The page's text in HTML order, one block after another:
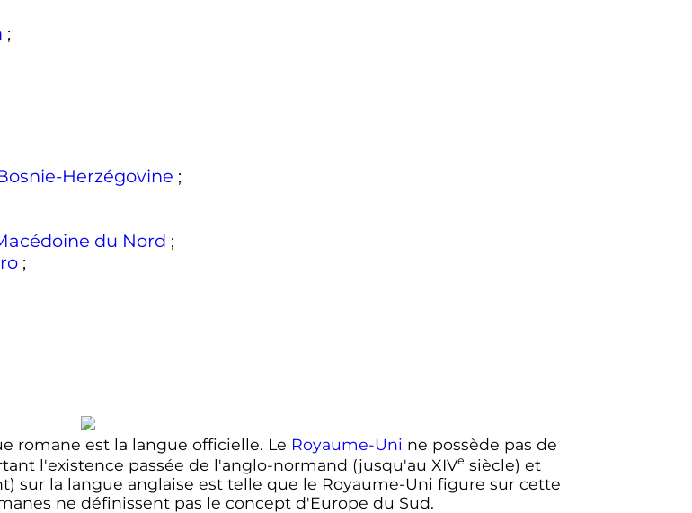
;
Herzégovine ;
du Nord ;
;
romane est la langue officielle. Le Royaume-Uni ne possède pas de
l'existence passée de l'anglo-normand (jusqu'au XIVe siècle) et
sur la langue anglaise est telle que le Royaume-Uni figure sur cette
ne définissent pas le concept d'Europe du Sud.